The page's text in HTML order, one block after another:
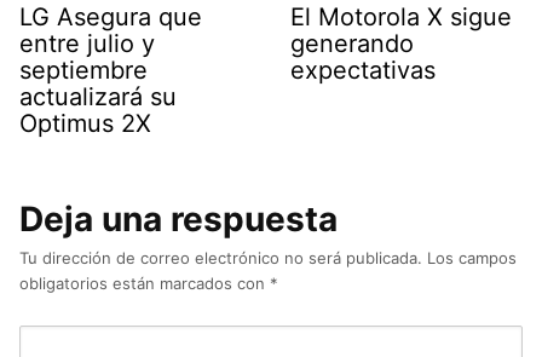
LG Asegura que
entre julio y
septiembre
actualizará su
Optimus 2X
El Motorola X sigue
generando
expectativas
Deja una respuesta
Tu dirección de correo electrónico no será publicada. Los campos
obligatorios están marcados con *